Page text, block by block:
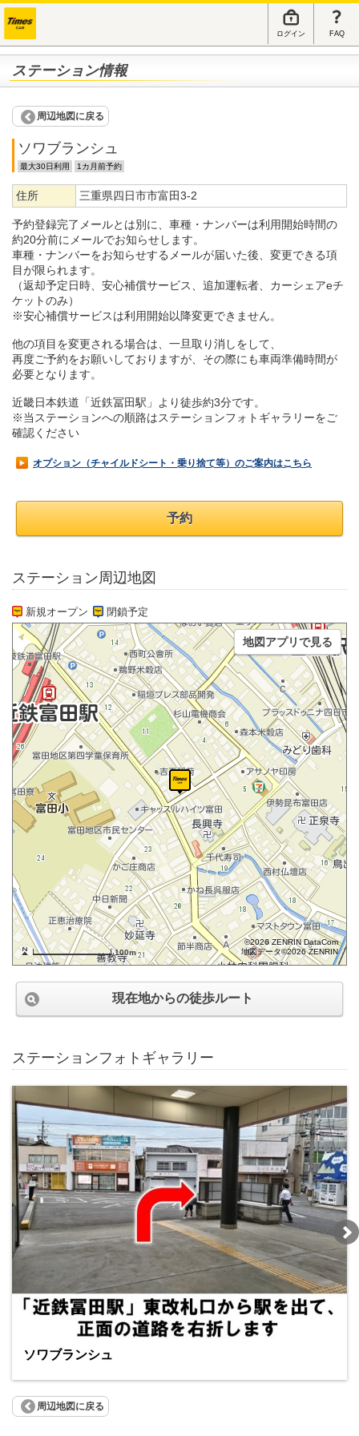
ログイン FAQ
ステーション情報
周辺地図に戻る
ソワブランシュ
最大30日利用 1カ月前予約
住所 三重県四日市市富田3-2
予約登録完了メールとは別に、車種・ナンバーは利用開始時間の
約20分前にメールでお知らせします。
車種・ナンバーをお知らせするメールが届いた後、変更できる項
目が限られます。
（返却予定日時、安心補償サービス、追加運転者、カーシェアeチ
ケットのみ）
※安心補償サービスは利用開始以降変更できません。
他の項目を変更される場合は、一旦取り消しをして、
再度ご予約をお願いしておりますが、その際にも車両準備時間が
必要となります。
近畿日本鉄道「近鉄冨田駅」より徒歩約3分です。
※当ステーションへの順路はステーションフォトギャラリーをご
確認ください
オプション（チャイルドシート・乗り捨て等）のご案内はこちら
予約
ステーション周辺地図
新規オープン 閉鎖予定
100m
©2026 ZENRIN DataCom
地図データ©2026 ZENRIN
地図アプリで見る
現在地からの徒歩ルート
ステーションフォトギャラリー
ソワブランシュ
周辺地図に戻る